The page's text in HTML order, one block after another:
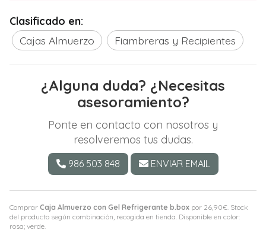
Comprar Caja Almuerzo con Gel Refrigerante b.box por 26,90€. Stock
del producto según combinación, recogida en tienda. Disponible en color:
rosa; verde.
Clasificado en:
Cajas Almuerzo
Fiambreras y Recipientes
¿Alguna duda? ¿Necesitas
asesoramiento?
Ponte en contacto con nosotros y
resolveremos tus dudas.
986 503 848 ENVIAR EMAIL